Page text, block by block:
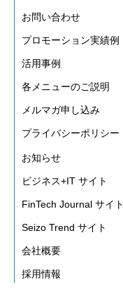
お問い合わせ
プロモーション実績例
活用事例
各メニューのご説明
メルマガ申し込み
プライバシーポリシー
お知らせ
ビジネス+IT サイト
FinTech Journal サイト
Seizo Trend サイト
会社概要
採用情報